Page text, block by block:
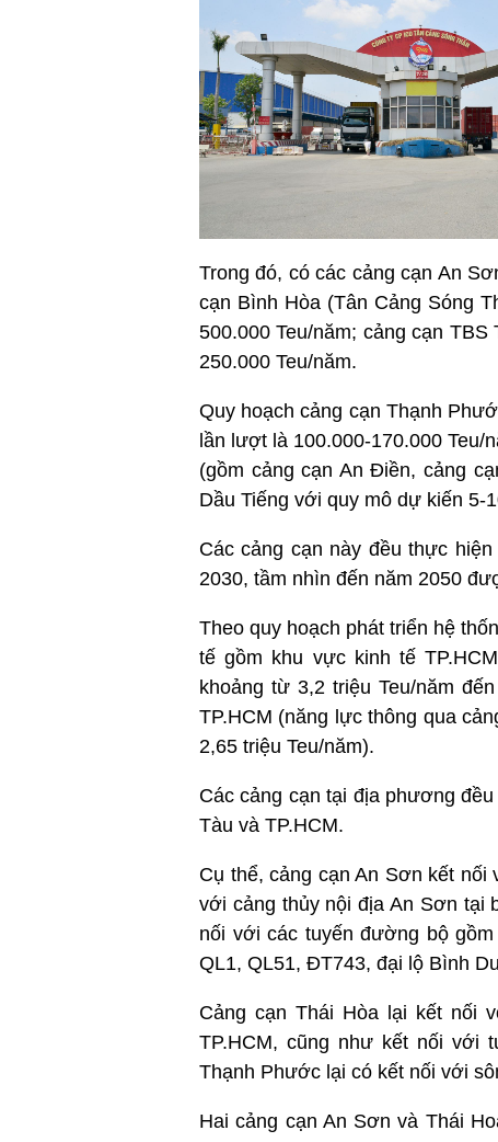
Trong đó, có các cảng cạn An
cạn Bình Hòa (Tân Cảng Sóng
500.000 Teu/năm; cảng cạn
250.000 Teu/năm.
Quy hoạch cảng cạn Thạnh
lần lượt là 100.000-170.000 Teu/
(gồm cảng cạn An Điền, cảng
Dầu Tiếng với quy mô dự kiến 5-
Các cảng cạn này đều thực
2030, tầm nhìn đến năm 2050
Theo quy hoạch phát triển hệ
tế gồm khu vực kinh tế
khoảng từ 3,2 triệu Teu/năm
TP.HCM (năng lực thông qua
2,65 triệu Teu/năm).
Các cảng cạn tại địa phương
Tàu và TP.HCM.
Cụ thể, cảng cạn An Sơn kết
với cảng thủy nội địa An Sơn tại
nối với các tuyến đường bộ
QL1, QL51, ĐT743, đại lộ Bình
Cảng cạn Thái Hòa lại kết nối
TP.HCM, cũng như kết nối với
Thạnh Phước lại có kết nối với
Hai cảng cạn An Sơn và Thái